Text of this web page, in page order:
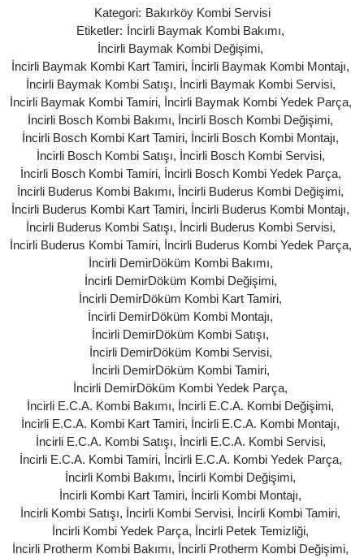
Kategori: Bakırköy Kombi Servisi
Etiketler: İncirli Baymak Kombi Bakımı,
İncirli Baymak Kombi Değişimi,
İncirli Baymak Kombi Kart Tamiri, İncirli Baymak Kombi Montajı,
İncirli Baymak Kombi Satışı, İncirli Baymak Kombi Servisi,
İncirli Baymak Kombi Tamiri, İncirli Baymak Kombi Yedek Parça,
İncirli Bosch Kombi Bakımı, İncirli Bosch Kombi Değişimi,
İncirli Bosch Kombi Kart Tamiri, İncirli Bosch Kombi Montajı,
İncirli Bosch Kombi Satışı, İncirli Bosch Kombi Servisi,
İncirli Bosch Kombi Tamiri, İncirli Bosch Kombi Yedek Parça,
İncirli Buderus Kombi Bakımı, İncirli Buderus Kombi Değişimi,
İncirli Buderus Kombi Kart Tamiri, İncirli Buderus Kombi Montajı,
İncirli Buderus Kombi Satışı, İncirli Buderus Kombi Servisi,
İncirli Buderus Kombi Tamiri, İncirli Buderus Kombi Yedek Parça,
İncirli DemirDöküm Kombi Bakımı,
İncirli DemirDöküm Kombi Değişimi,
İncirli DemirDöküm Kombi Kart Tamiri,
İncirli DemirDöküm Kombi Montajı,
İncirli DemirDöküm Kombi Satışı,
İncirli DemirDöküm Kombi Servisi,
İncirli DemirDöküm Kombi Tamiri,
İncirli DemirDöküm Kombi Yedek Parça,
İncirli E.C.A. Kombi Bakımı, İncirli E.C.A. Kombi Değişimi,
İncirli E.C.A. Kombi Kart Tamiri, İncirli E.C.A. Kombi Montajı,
İncirli E.C.A. Kombi Satışı, İncirli E.C.A. Kombi Servisi,
İncirli E.C.A. Kombi Tamiri, İncirli E.C.A. Kombi Yedek Parça,
İncirli Kombi Bakımı, İncirli Kombi Değişimi,
İncirli Kombi Kart Tamiri, İncirli Kombi Montajı,
İncirli Kombi Satışı, İncirli Kombi Servisi, İncirli Kombi Tamiri,
İncirli Kombi Yedek Parça, İncirli Petek Temizliği,
İncirli Protherm Kombi Bakımı, İncirli Protherm Kombi Değişimi,